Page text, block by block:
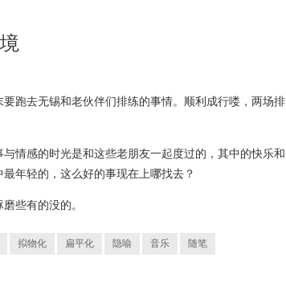
跑去无锡和老伙伴们排练的事情。顺利成行喽，两场排
情感的时光是和这些老朋友一起度过的，其中的快乐和
年轻的，这么好的事现在上哪找去？
些有的没的。
拟物化 扁平化 隐喻 音乐 随笔